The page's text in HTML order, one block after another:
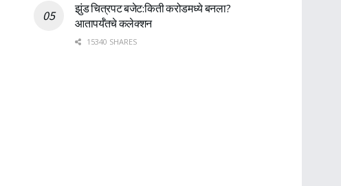
झुंड चित्रपट बजेट:किती करोडमध्ये बनला?
आतापर्यँतचे कलेक्शन
15340 SHARES